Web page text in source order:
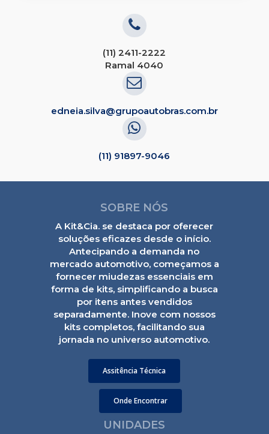
(11) 2411-2222
Ramal 4040
edneia.silva@grupoautobras.com.br
(11) 91897-9046
SOBRE NÓS
A Kit&Cia. se destaca por oferecer
soluções eficazes desde o início.
Antecipando a demanda no
mercado automotivo, começamos a
fornecer miudezas essenciais em
forma de kits, simplificando a busca
por itens antes vendidos
separadamente. Inove com nossos
kits completos, facilitando sua
jornada no universo automotivo.
Assitência Técnica
Onde Encontrar
UNIDADES